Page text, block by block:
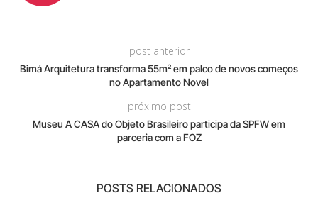
post anterior
Bimá Arquitetura transforma 55m² em palco de novos começos
no Apartamento Novel
próximo post
Museu A CASA do Objeto Brasileiro participa da SPFW em
parceria com a FOZ
POSTS RELACIONADOS